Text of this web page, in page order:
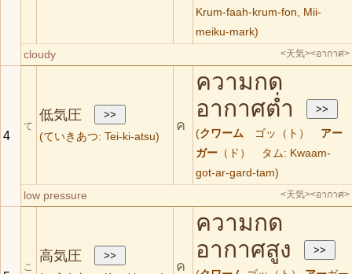
Krum-faah-krum-fon, Mii-
meiku-mark)
cloudy <天気><อากาศ>
4
て
低気圧
(ていきあつ: Tei-ki-atsu)
ค
ความกด
อากาศต่ำ
(クワーム ゴッ（ト） アー
ガー （ド） タム: Kwaam-
got-ar-gard-tam)
low pressure <天気><อากาศ>
こ
高気圧
ค
ความกด
อากาศสูง